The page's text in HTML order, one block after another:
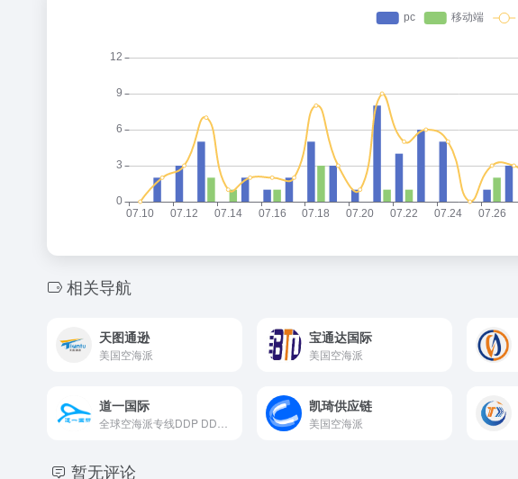
相关导航
天图通逊
美国空海派
宝通达国际
美国空海派
道一国际 凯琦供应链
美国空海派
暂无评论